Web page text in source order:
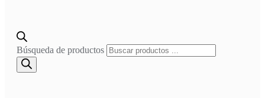
Búsqueda de productos